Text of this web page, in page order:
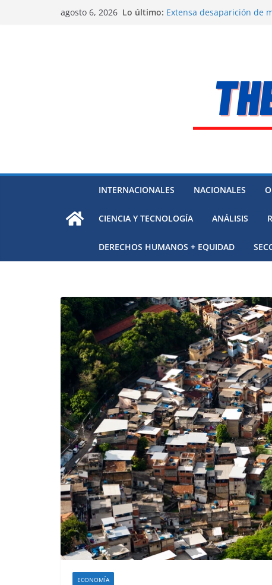
agosto 6, 2026 Lo último: Venezuela
El largo camino de
Residuos mineros, riesgo
INTERNACIONALES NACIONALES
CIENCIA Y TECNOLOGÍA ANÁLISIS
DERECHOS HUMANOS + EQUIDAD
ECONOMÍA